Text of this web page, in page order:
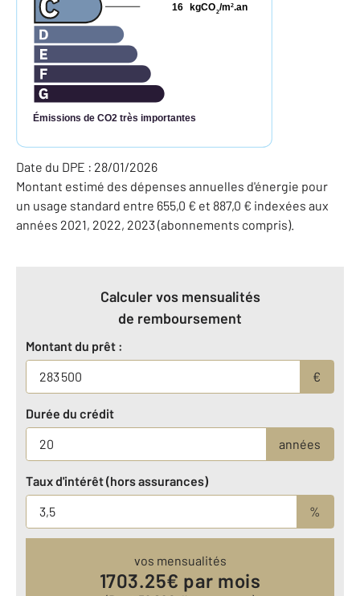
Émissions de CO2 très importantes
kgCO2/m2.an
16
Date du DPE : 28/01/2026
Montant estimé des dépenses annuelles d'énergie pour
un usage standard entre 655,0 € et 887,0 € indexées aux
années 2021, 2022, 2023 (abonnements compris).
Calculer vos mensualités
de remboursement
Montant du prêt :
€
Durée du crédit
années
Taux d'intérêt (hors assurances)
%
vos mensualités
1703.25€ par mois